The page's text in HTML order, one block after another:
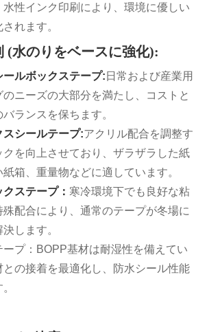
水性インク印刷により、環境に優しい
れます。
(水のりをベースに強化):
ルボックステープ: 日常および産業用
ニーズの大部分を満たし、コストと
ランスを保ちます。
シールテープ:アクリル配合を調整す
クを向上させており、ザラザラした紙
箱、重量物などに適しています。
ステープ： 寒冷環境下でも良好な粘
配合により、通常のテープが冬場に
します。
プ：BOPP基材は耐湿性を備えてい
との接着を最適化し、防水シール性能